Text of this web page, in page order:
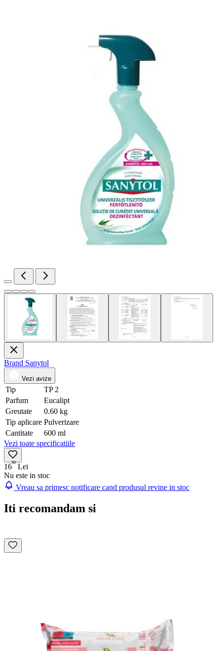
Brand Sanytol
Vezi avize
Tip
TP 2
Parfum
Eucalipt
Greutate
0.60 kg
Tip aplicare Pulverizare
Cantitate
600 ml
Vezi toate specificatiile
1680 Lei
Nu este in stoc
Vreau sa primesc notificare cand produsul revine in stoc
Iti recomandam si